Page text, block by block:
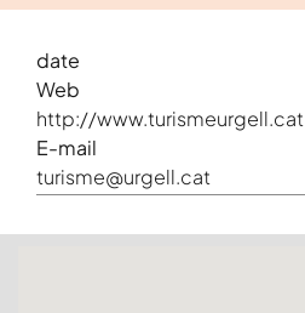
date
Web
http://www.turismeurgell.cat
E-mail
turisme@urgell.cat